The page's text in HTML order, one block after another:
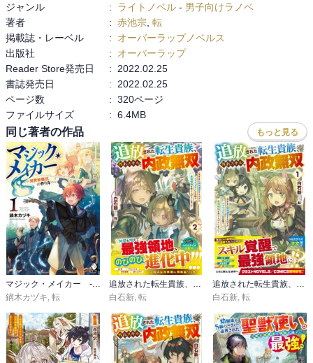
ジャンル : ライトノベル - 男子向けラノベ
著者
: 赤池宗 転
掲載誌・レーベル
:
オーバーラップノベルス
出版社
:
オーバーラップ
Reader Store発売日
:
2022.02.25
書誌発売日
:
2022.02.25
ページ数
: 320ページ
ファイルサイズ
: 6.4MB
同じ著者の作品 もっと見る
マジック・メイカー ‐異世界魔法の作り方‐
鏑木カヅキ, 転
追放された転生貴族、外れスキルで内政無双2～気ままに領地運営するはずが、スキル『ガチャ』のお陰で最強領地を作り上げてしまった～【電子限定SS付き】
白石新, 転
追放された転生貴族、外れスキルで内政無双1～気ままに領地運営するはずが、スキル『ガチャ』のお陰で最強領地を作り上げてしまった～
白石新, 転